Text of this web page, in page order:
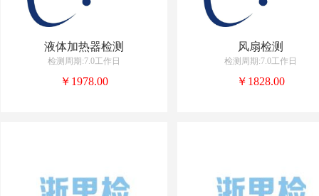
液体加热器检测
检测周期:7.0工作日
￥1978.00
风扇检测
检测周期:7.0工作日
￥1828.00